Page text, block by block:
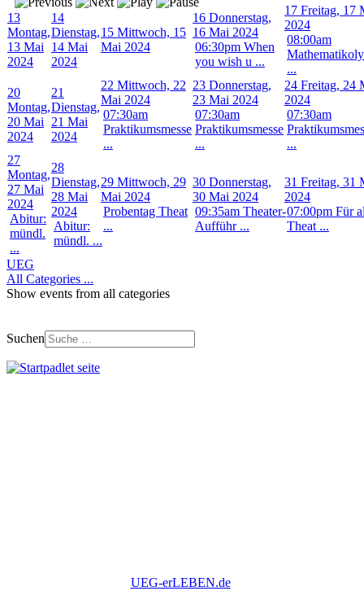
13
Montag,
13 Mai
2024
14
Dienstag,
14 Mai
2024
15 Mittwoch, 15
Mai 2024
16 Donnerstag,
16 Mai 2024
06:30pm When
you wish u ...
17 Freitag, 17
2024
08:00am
...
20
Montag,
20 Mai
2024
21
Dienstag,
21 Mai
2024
22 Mittwoch, 22
Mai 2024
07:30am
Praktikumsmesse
...
23 Donnerstag,
23 Mai 2024
07:30am
Praktikumsmesse
...
24 Freitag, 24
2024
07:30am
...
27
Montag,
27 Mai
2024
Abitur:
mündl.
...
28
Dienstag,
28 Mai
2024
Abitur:
mündl. ...
29 Mittwoch, 29
Mai 2024
Probentag Theat
...
30 Donnerstag,
30 Mai 2024
09:35am Theater-
Aufführ ...
31 Freitag, 31
2024
07:00pm Für
Theat ...
UEG
All Categories ...
Show events from all categories
Suchen
UEG-erLEBEN.de